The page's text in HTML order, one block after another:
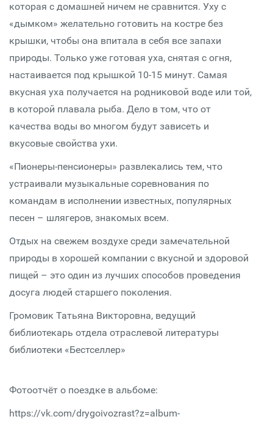
которая с домашней ничем не сравнится. Уху с
«дымком» желательно готовить на костре без
крышки, чтобы она впитала в себя все запахи
природы. Только уже готовая уха, снятая с огня,
настаивается под крышкой 10-15 минут. Самая
вкусная уха получается на родниковой воде или той,
в которой плавала рыба. Дело в том, что от
качества воды во многом будут зависеть и
вкусовые свойства ухи.
«Пионеры-пенсионеры» развлекались тем, что
устраивали музыкальные соревнования по
командам в исполнении известных, популярных
песен – шлягеров, знакомых всем.
Отдых на свежем воздухе среди замечательной
природы в хорошей компании с вкусной и здоровой
пищей – это один из лучших способов проведения
досуга людей старшего поколения.
Громовик Татьяна Викторовна, ведущий
библиотекарь отдела отраслевой литературы
библиотеки «Бестселлер»
Фотоотчёт о поездке в альбоме:
https://vk.com/drygoivozrast?z=album-